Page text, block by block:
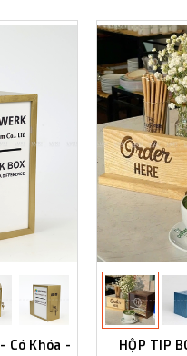
Có Khóa -
HỘP TIP